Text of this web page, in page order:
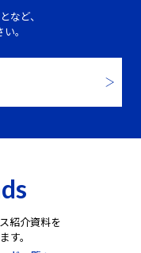
など、
。
紹介資料を
す。